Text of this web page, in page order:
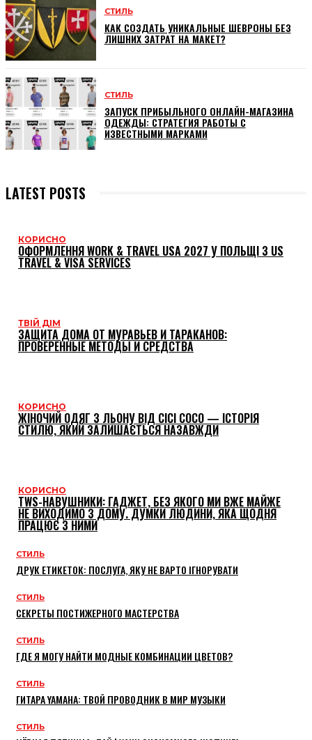
СТИЛЬ
КАК СОЗДАТЬ УНИКАЛЬНЫЕ ШЕВРОНЫ БЕЗ
ЛИШНИХ ЗАТРАТ НА МАКЕТ?
СТИЛЬ
ЗАПУСК ПРИБЫЛЬНОГО ОНЛАЙН-МАГАЗИНА
ОДЕЖДЫ: СТРАТЕГИЯ РАБОТЫ С
ИЗВЕСТНЫМИ МАРКАМИ
LATEST POSTS
КОРИСНО
ОФОРМЛЕННЯ WORK & TRAVEL USA 2027 У ПОЛЬЩІ З US
TRAVEL & VISA SERVICES
ТВІЙ ДІМ
ЗАЩИТА ДОМА ОТ МУРАВЬЕВ И ТАРАКАНОВ:
ПРОВЕРЕННЫЕ МЕТОДЫ И СРЕДСТВА
КОРИСНО
ЖІНОЧИЙ ОДЯГ З ЛЬОНУ ВІД CICI COCO — ІСТОРІЯ
СТИЛЮ, ЯКИЙ ЗАЛИШАЄТЬСЯ НАЗАВЖДИ
КОРИСНО
TWS-НАВУШНИКИ: ГАДЖЕТ, БЕЗ ЯКОГО МИ ВЖЕ МАЙЖЕ
НЕ ВИХОДИМО З ДОМУ. ДУМКИ ЛЮДИНИ, ЯКА ЩОДНЯ
ПРАЦЮЄ З НИМИ
СТИЛЬ
ДРУК ЕТИКЕТОК: ПОСЛУГА, ЯКУ НЕ ВАРТО ІГНОРУВАТИ
СТИЛЬ
СЕКРЕТЫ ПОСТИЖЕРНОГО МАСТЕРСТВА
СТИЛЬ
ГДЕ Я МОГУ НАЙТИ МОДНЫЕ КОМБИНАЦИИ ЦВЕТОВ?
СТИЛЬ
ГИТАРА YAMAHA: ТВОЙ ПРОВОДНИК В МИР МУЗЫКИ
СТИЛЬ